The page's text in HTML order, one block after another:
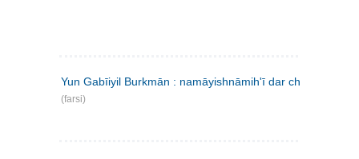
Yun Gabīiyil Burkmān : namāyishnāmihʹī dar chahār pardih
(farsi)